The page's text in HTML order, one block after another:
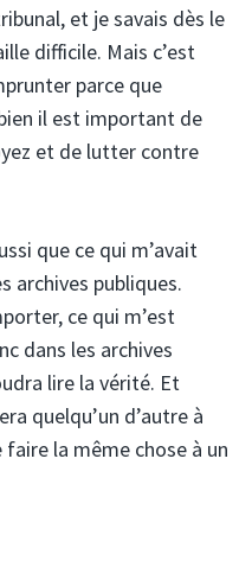
et je savais dès le
difficile. Mais c’est
parce que
il est important de
et de lutter contre
que ce qui m’avait
archives publiques.
ce qui m’est
dans les archives
lire la vérité. Et
quelqu’un d’autre à
la même chose à un